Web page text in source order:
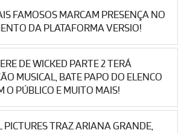
FAMOSOS MARCAM PRESENÇA NO
DA PLATAFORMA VERSIO!
DE WICKED PARTE 2 TERÁ
MUSICAL, BATE PAPO DO ELENCO
O PÚBLICO E MUITO MAIS!
PICTURES TRAZ ARIANA GRANDE,